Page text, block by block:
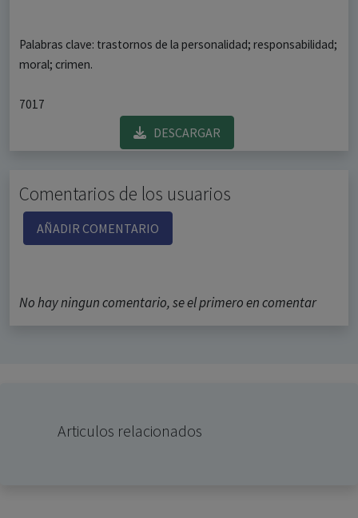
Palabras clave: trastornos de la personalidad; responsabilidad;
moral; crimen.
7017
DESCARGAR
Comentarios de los usuarios
AÑADIR COMENTARIO
No hay ningun comentario, se el primero en comentar
Articulos relacionados